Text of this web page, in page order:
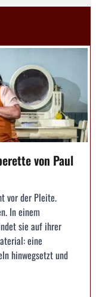
von Paul
vor der Pleite.
In einem
sie auf ihrer
eine
hinwegsetzt und